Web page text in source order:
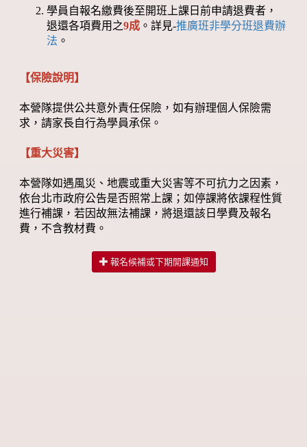
學員自報名繳費後至開班上課日前申請退費者，
退還各項費用之9成 。詳見-推廣班非學分班退費辦
法 。
【保險說明】
本營隊提供公共意外責任保險，如有辦理個人保險需
求，請家長自行為學員承保。
【重大災害】
本營隊如遇風災、地震或重大災害等不可抗力之因素，
依台北市政府公告是否照常上課；如停課將依課程性質
進行補課，若因故無法補課，將退還該日學費及報名
費，不含教材費。
報名候補或下期開課通知